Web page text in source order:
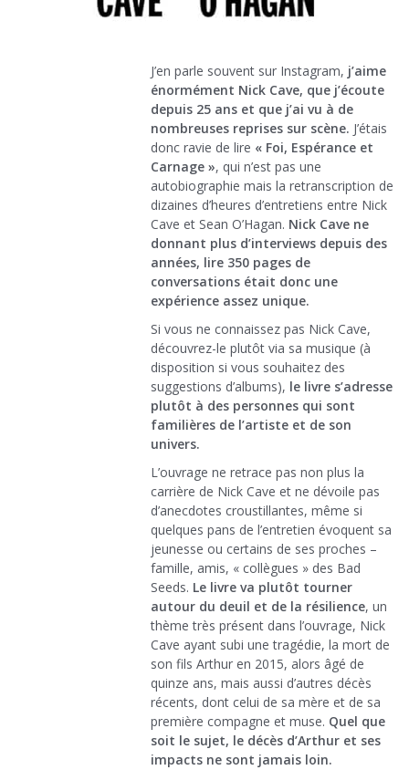
J’en parle souvent sur Instagram, j’aime
énormément Nick Cave, que j’écoute
depuis 25 ans et que j’ai vu à de
nombreuses reprises sur scène. J’étais
donc ravie de lire « Foi, Espérance et
Carnage », qui n’est pas une
autobiographie mais la retranscription de
dizaines d’heures d’entretiens entre Nick
Cave et Sean O’Hagan. Nick Cave ne
donnant plus d’interviews depuis des
années, lire 350 pages de
conversations était donc une
expérience assez unique.
Si vous ne connaissez pas Nick Cave,
découvrez-le plutôt via sa musique (à
disposition si vous souhaitez des
suggestions d’albums), le livre s’adresse
plutôt à des personnes qui sont
familières de l’artiste et de son
univers.
L’ouvrage ne retrace pas non plus la
carrière de Nick Cave et ne dévoile pas
d’anecdotes croustillantes, même si
quelques pans de l’entretien évoquent sa
jeunesse ou certains de ses proches –
famille, amis, « collègues » des Bad
Seeds. Le livre va plutôt tourner
autour du deuil et de la résilience, un
thème très présent dans l’ouvrage, Nick
Cave ayant subi une tragédie, la mort de
son fils Arthur en 2015, alors âgé de
quinze ans, mais aussi d’autres décès
récents, dont celui de sa mère et de sa
première compagne et muse. Quel que
soit le sujet, le décès d’Arthur et ses
impacts ne sont jamais loin.